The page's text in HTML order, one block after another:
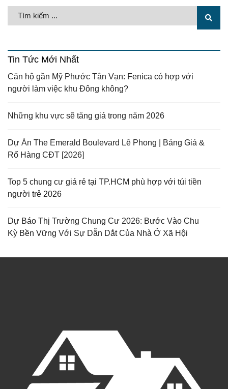
Tin Tức Mới Nhất
Căn hộ gần Mỹ Phước Tân Vạn: Fenica có hợp với
người làm việc khu Đông không?
Những khu vực sẽ tăng giá trong năm 2026
Dự Án The Emerald Boulevard Lê Phong | Bảng Giá &
Rổ Hàng CĐT [2026]
Top 5 chung cư giá rẻ tại TP.HCM phù hợp với túi tiền
người trẻ 2026
Dự Báo Thị Trường Chung Cư 2026: Bước Vào Chu
Kỳ Bền Vững Với Sự Dẫn Dắt Của Nhà Ở Xã Hội